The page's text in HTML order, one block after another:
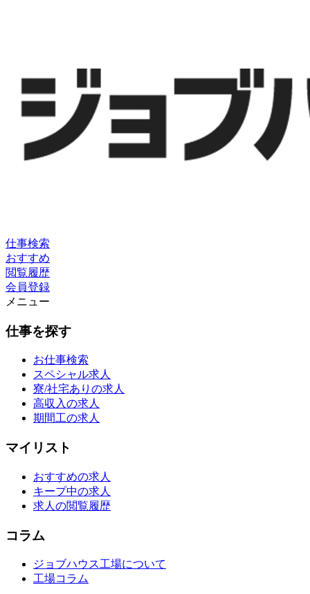
仕事検索
おすすめ
閲覧履歴
会員登録
メニュー
仕事を探す
お仕事検索
スペシャル求人
寮/社宅ありの求人
高収入の求人
期間工の求人
マイリスト
おすすめの求人
キープ中の求人
求人の閲覧履歴
コラム
ジョブハウス工場について
工場コラム